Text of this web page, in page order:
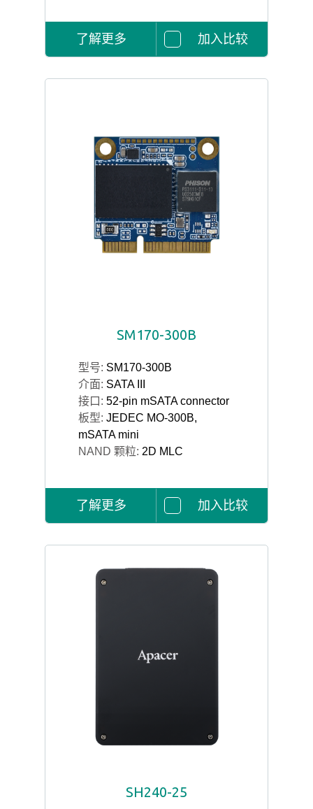
了解更多 加入比较
SM170-300B
型号: SM170-300B
介面: SATA III
接口: 52-pin mSATA connector
板型: JEDEC MO-300B,
mSATA mini
NAND 颗粒: 2D MLC
了解更多 加入比较
SH240-25